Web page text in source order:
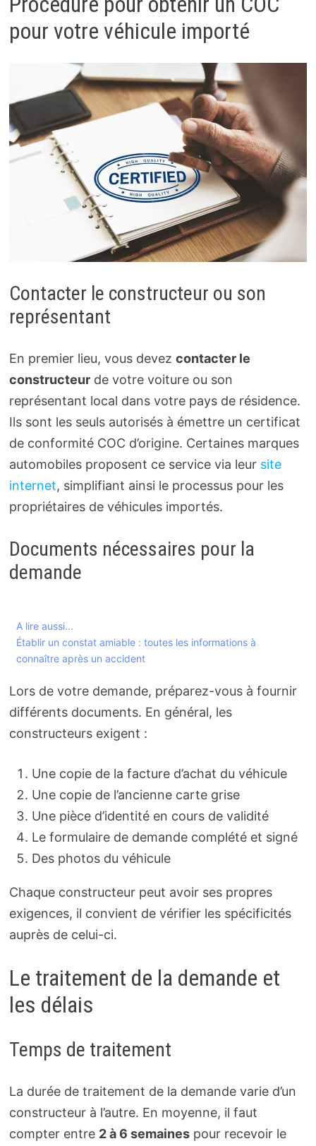
pour votre véhicule importé
Contacter le constructeur ou son
représentant
En premier lieu, vous devez contacter le
constructeurde votre voiture ou son
représentant local dans votre pays de résidence.
Ils sont les seuls autorisés à émettre un certificat
de conformité COC d’origine. Certaines marques
automobiles proposent ce service via leur site
internet, simplifiant ainsi le processus pour les
propriétaires de véhicules importés.
Documents nécessaires pour la
demande
A lire aussi...
Établir un constat amiable : toutes les informations à
connaître après un accident
Lors de votre demande, préparez-vous à fournir
différents documents. En général, les
constructeurs exigent :
Une copie de la facture d’achat du véhicule
Une copie de l’ancienne carte grise
Une pièce d’identité en cours de validité
Le formulaire de demande complété et signé
Des photos du véhicule
Chaque constructeur peut avoir ses propres
exigences, il convient de vérifier les spécificités
auprès de celui-ci.
Le traitement de la demande et
les délais
Temps de traitement
La durée de traitement de la demande varie d’un
constructeur à l’autre. En moyenne, il faut
compter entre 2 à 6 semainespour recevoir le